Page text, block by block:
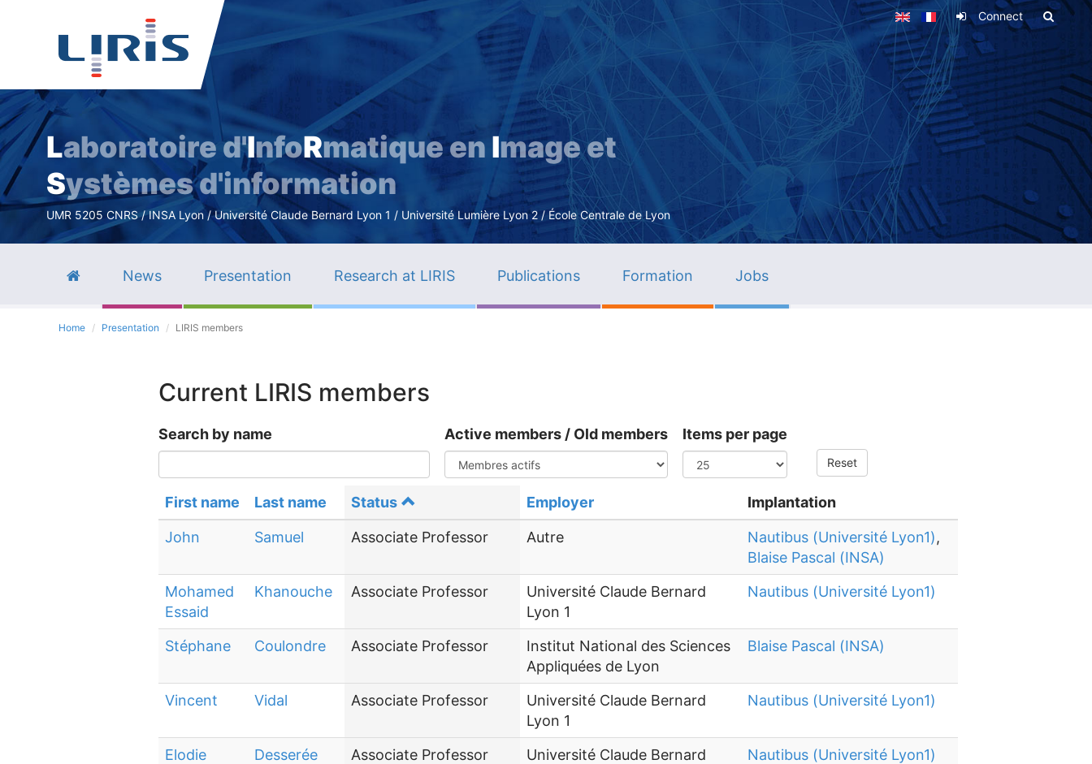
Skip
main
content
Connect
Laboratoire d'InfoRmatique en Image et
Systèmes d'information
UMR 5205 CNRS / INSA Lyon / Université Claude Bernard Lyon 1 / Université Lumière Lyon 2 / École Centrale de Lyon
News Presentation Research at LIRIS Publications Formation Jobs
Home Presentation LIRIS members
Current LIRIS members
Search by name Active members / Old members Items per page
Reset
First name Last name Status Employer Implantation
John Samuel Associate Professor Autre Nautibus (Université Lyon1),
Blaise Pascal (INSA)
Mohamed
Essaid
Khanouche Associate Professor
Université Claude Bernard
Lyon 1
Nautibus (Université Lyon1)
Stéphane Coulondre Associate Professor
Institut National des Sciences
Appliquées de Lyon
Blaise Pascal (INSA)
Vincent Vidal Associate Professor
Université Claude Bernard
Lyon 1
Nautibus (Université Lyon1)
Elodie Desserée Associate Professor
Université Claude Bernard
Nautibus (Université Lyon1)